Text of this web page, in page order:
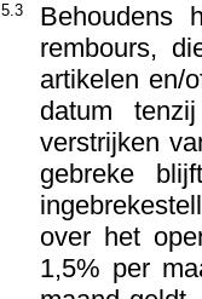
5.3
Behoudens
rembours,
artikelen en/
datum
verstrijken
gebreke
over het
1,5% per